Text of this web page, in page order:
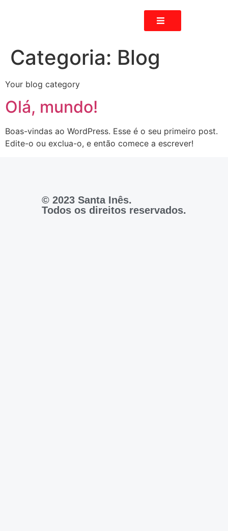
Categoria: Blog
Your blog category
Olá, mundo!
Boas-vindas ao WordPress. Esse é o seu primeiro post.
Edite-o ou exclua-o, e então comece a escrever!
© 2023 Santa Inês.
Todos os direitos reservados.